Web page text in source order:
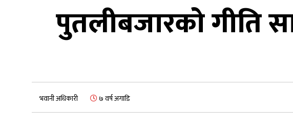
पुतलीबजारको गीति
भवानी अधिकारी ७ वर्ष अगाडि